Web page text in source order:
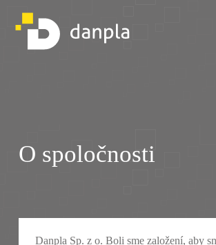
content
O spoločnosti
Danpla Sp. z o. Boli sme založení, aby